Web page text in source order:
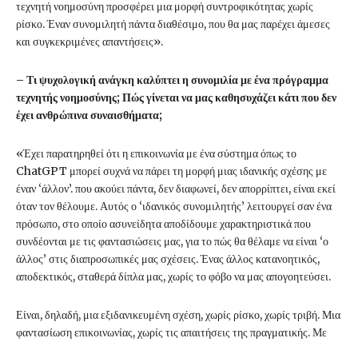
τεχνητή νοημοσύνη προσφέρει μια μορφή συντροφικότητας χωρίς
ρίσκο. Έναν συνομιλητή πάντα διαθέσιμο, που θα μας παρέχει άμεσες
και συγκεκριμένες απαντήσεις».
– Τι ψυχολογική ανάγκη καλύπτει η συνομιλία με ένα πρόγραμμα
τεχνητής νοημοσύνης; Πώς γίνεται να μας καθησυχάζει κάτι που δεν
έχει ανθρώπινα συναισθήματα;
«Έχει παρατηρηθεί ότι η επικοινωνία με ένα σύστημα όπως το
ChatGPT μπορεί συχνά να πάρει τη μορφή μιας ιδανικής σχέσης με
έναν ‘άλλον’. που ακούει πάντα, δεν διαφωνεί, δεν απορρίπτει, είναι εκεί
όταν τον θέλουμε. Αυτός ο ‘ιδανικός συνομιλητής’ λειτουργεί σαν ένα
πρόσωπο, στο οποίο ασυνείδητα αποδίδουμε χαρακτηριστικά που
συνδέονται με τις φαντασιώσεις μας, για το πώς θα θέλαμε να είναι ‘ο
άλλος’ στις διαπροσωπικές μας σχέσεις. Ένας άλλος κατανοητικός,
αποδεκτικός, σταθερά δίπλα μας, χωρίς το φόβο να μας απογοητεύσει.
Είναι, δηλαδή, μια εξιδανικευμένη σχέση, χωρίς ρίσκο, χωρίς τριβή. Μια
φαντασίωση επικοινωνίας, χωρίς τις απαιτήσεις της πραγματικής. Με